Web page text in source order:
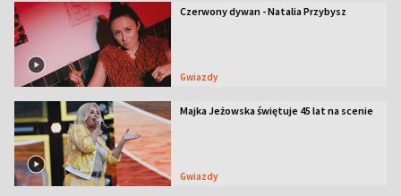
Czerwony dywan - Natalia Przybysz
Gwiazdy
Majka Jeżowska świętuje 45 lat na scenie
Gwiazdy